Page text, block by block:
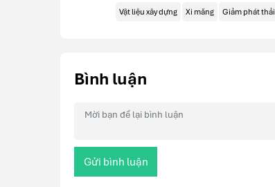
Vật liệu xây dựng Xi măng Giảm phát thải
Bình luận
Gửi bình luận